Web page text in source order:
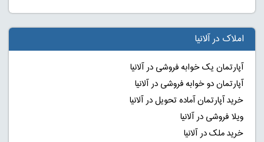
املاک در آلانیا
آپارتمان یک خوابه فروشی در آلانیا
آپارتمان دو خوابه فروشی در آلانیا
خرید آپارتمان آماده تحویل در آلانیا
ویلا فروشی در آلانیا
خرید ملک در آلانیا